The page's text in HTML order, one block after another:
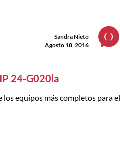
Sandra Nieto
Agosto 18, 2016
24-G020la
los equipos más completos para el